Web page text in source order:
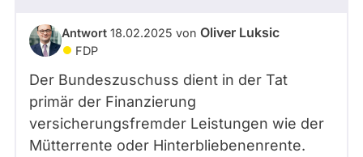
Antwort 18.02.2025 von Oliver Luksic
FDP
Der Bundeszuschuss dient in der Tat
primär der Finanzierung
versicherungsfremder Leistungen wie der
Mütterrente oder Hinterbliebenenrente.